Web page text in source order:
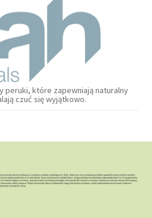
peruki, które zapewniają naturalny
czuć się wyjątkowo.